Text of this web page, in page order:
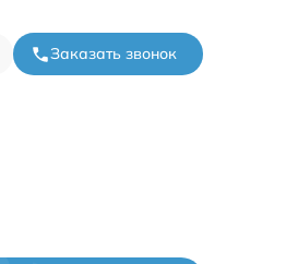
Заказать звонок